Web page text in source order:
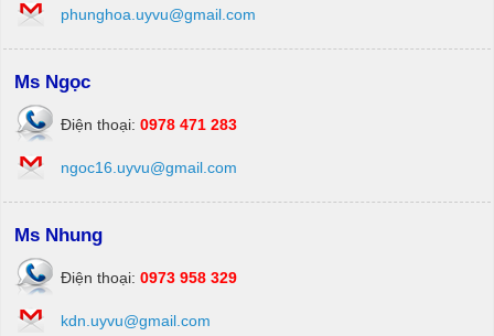
phunghoa.uyvu@gmail.com
Ms Ngọc
Điện thoại: 0978 471 283
ngoc16.uyvu@gmail.com
Ms Nhung
Điện thoại: 0973 958 329
kdn.uyvu@gmail.com